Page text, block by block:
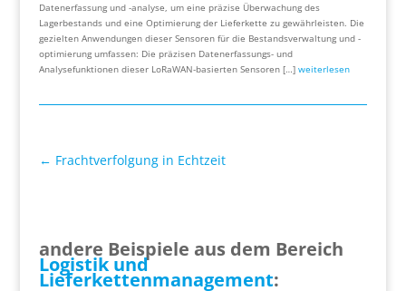
Datenerfassung und -analyse, um eine präzise Überwachung des
Lagerbestands und eine Optimierung der Lieferkette zu gewährleisten. Die
gezielten Anwendungen dieser Sensoren für die Bestandsverwaltung und -
optimierung umfassen: Die präzisen Datenerfassungs- und
Analysefunktionen dieser LoRaWAN-basierten Sensoren […] weiterlesen
← Frachtverfolgung in Echtzeit
andere Beispiele aus dem Bereich
Logistik und
Lieferkettenmanagement: